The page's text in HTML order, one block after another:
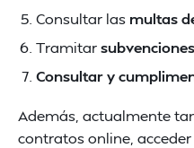
Consultar las multas
Tramitarsubvenciones
Consultar y
Además, actualmente
contratos online,